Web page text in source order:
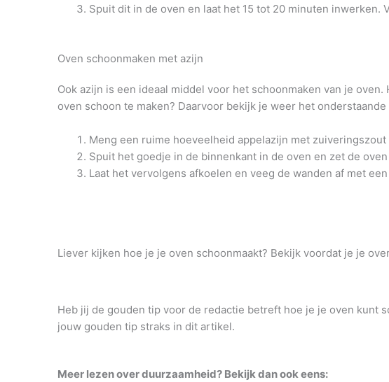
Spuit dit in de oven en laat het 15 tot 20 minuten inwerken.
Oven schoonmaken met azijn
Ook azijn is een ideaal middel voor het schoonmaken van je
oven schoon te maken? Daarvoor bekijk je weer het onderstaande
Meng een ruime hoeveelheid appelazijn met
Spuit het goedje in de binnenkant in de oven en zet de
Laat het vervolgens afkoelen en veeg de wanden af met
Liever kijken hoe je je oven schoonmaakt? Bekijk voordat je je
Heb jij de gouden tip voor de redactie betreft hoe je je oven kunt
jouw gouden tip straks in dit artikel.
Meer lezen over duurzaamheid? Bekijk dan ook eens: